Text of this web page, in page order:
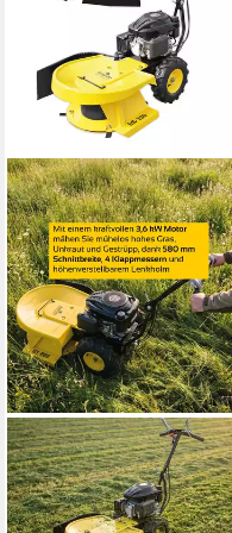
BAMATO
Benzinrasenmäher GS-200,
58 cm Schnittbreite,
Hochgrasmäher,